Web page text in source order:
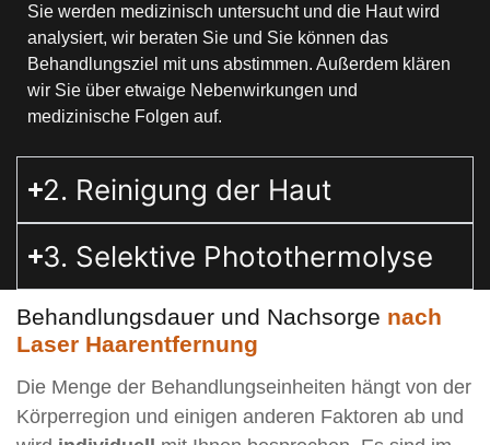
Sie werden medizinisch untersucht und die Haut wird
analysiert, wir beraten Sie und Sie können das
Behandlungsziel mit uns abstimmen. Außerdem klären
wir Sie über etwaige Nebenwirkungen und
medizinische Folgen auf.
2. Reinigung der Haut
3. Selektive Photothermolyse
Behandlungsdauer und Nachsorge nach
Laser Haarentfernung
Die Menge der Behandlungseinheiten hängt von der
Körperregion und einigen anderen Faktoren ab und